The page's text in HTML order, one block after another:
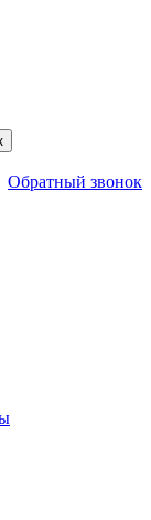
Обратный звонок